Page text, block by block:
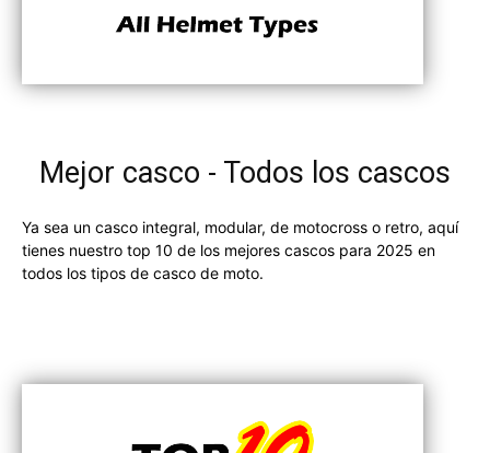
Mejor casco - Todos los cascos
Ya sea un casco integral, modular, de motocross o retro, aquí
tienes nuestro top 10 de los mejores cascos para 2025 en
todos los tipos de casco de moto.